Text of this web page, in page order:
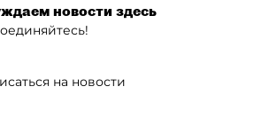
новости здесь
на новости